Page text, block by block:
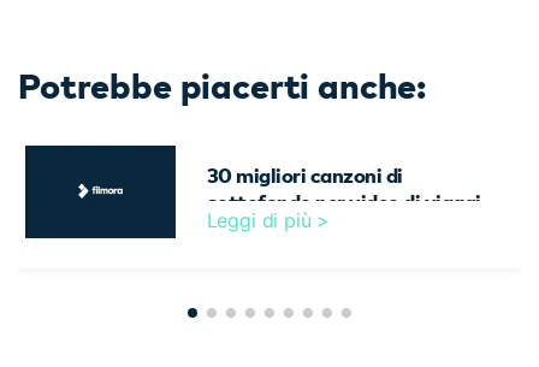
Potrebbe piacerti anche:
30 migliori canzoni di
sottofondo per video di viaggio
[2026]
Leggi di più >